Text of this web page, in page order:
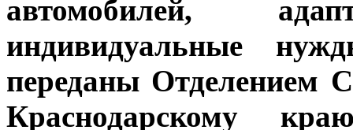
автомобилей,
индивидуальные
переданы Отделением
Краснодарскому